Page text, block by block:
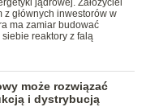
jądrowej. Założyciel
z głównych inwestorów w
ma zamiar budować
reaktory z falą
może rozwiązać
i dystrybucją